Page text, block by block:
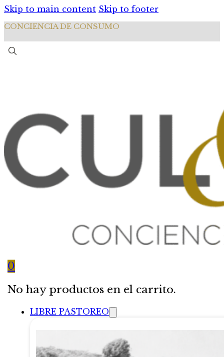
Skip to main content Skip to footer
CONCIENCIA DE CONSUMO
0
No hay productos en el carrito.
LIBRE PASTOREO